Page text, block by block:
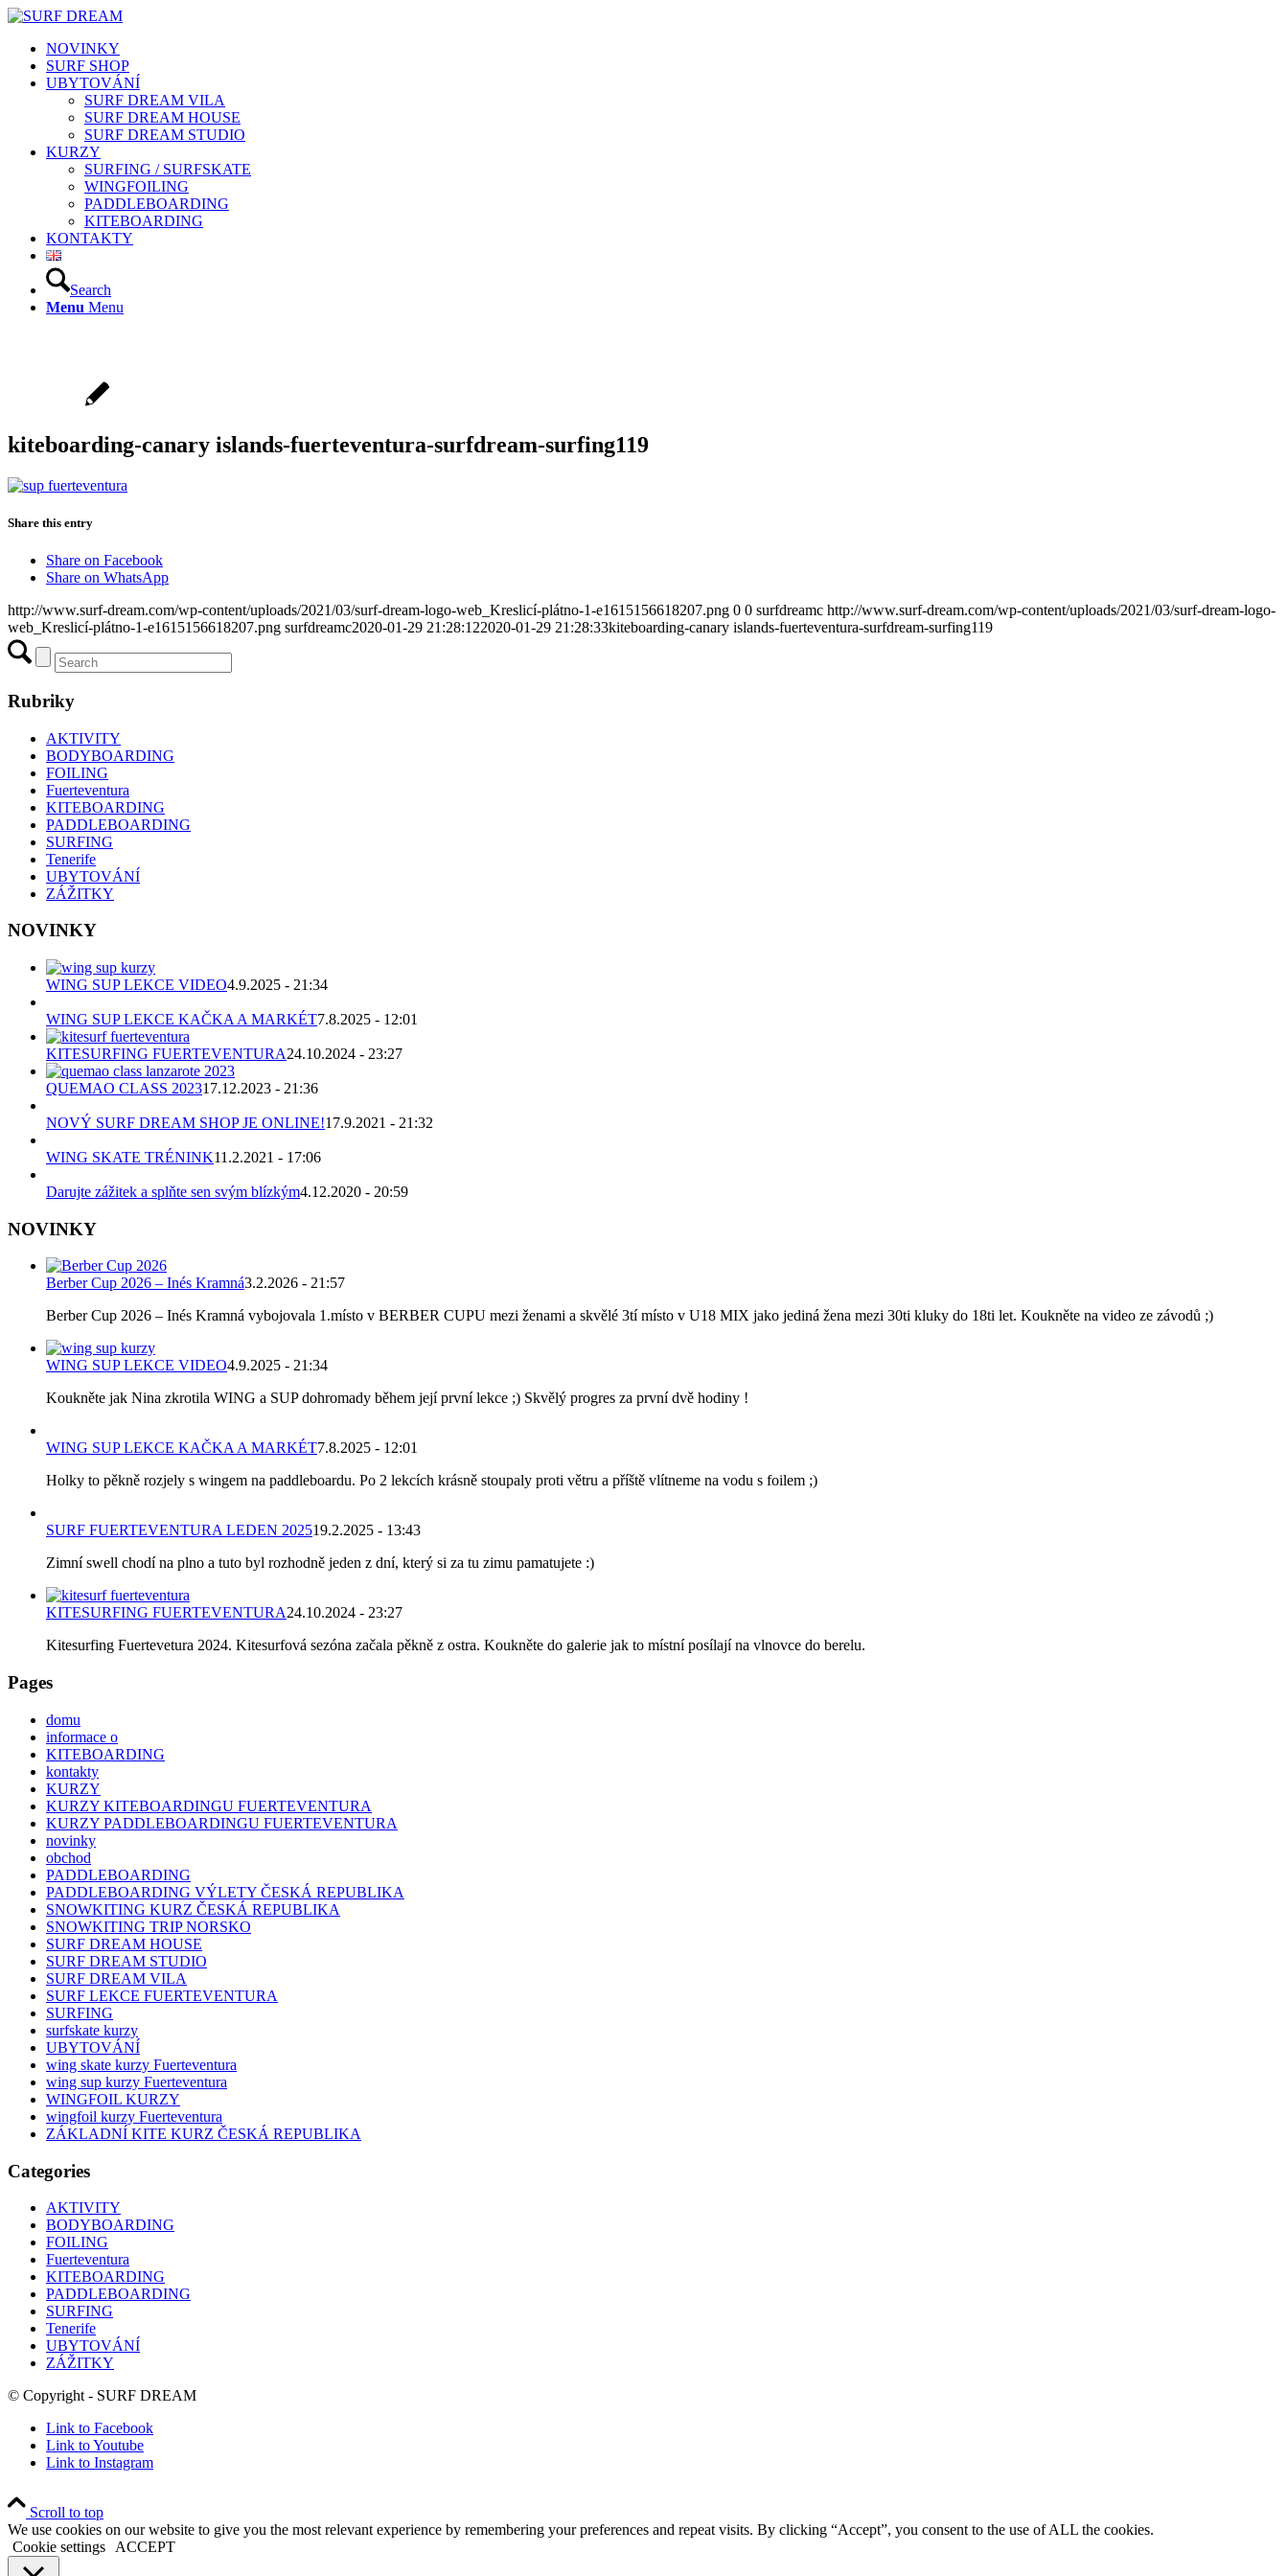
NOVINKY
SURF SHOP
UBYTOVÁNÍ
SURF DREAM VILA
SURF DREAM HOUSE
SURF DREAM STUDIO
KURZY
SURFING / SURFSKATE
WINGFOILING
PADDLEBOARDING
KITEBOARDING
KONTAKTY
Search
Menu Menu
kiteboarding-canary islands-fuerteventura-surfdream-surfing119
Share this entry
Share on Facebook
Share on WhatsApp
http://www.surf-dream.com/wp-content/uploads/2021/03/surf-dream-logo-web_Kreslicí-plátno-1-e1615156618207.png 0 0 surfdreamc http://www.surf-dream.com/wp-content/uploads/2021/03/surf-dream-logo-
web_Kreslicí-plátno-1-e1615156618207.png surfdreamc2020-01-29 21:28:122020-01-29 21:28:33kiteboarding-canary islands-fuerteventura-surfdream-surfing119
Rubriky
AKTIVITY
BODYBOARDING
FOILING
Fuerteventura
KITEBOARDING
PADDLEBOARDING
SURFING
Tenerife
UBYTOVÁNÍ
ZÁŽITKY
NOVINKY
WING SUP LEKCE VIDEO4.9.2025 - 21:34
WING SUP LEKCE KAČKA A MARKÉT7.8.2025 - 12:01
KITESURFING FUERTEVENTURA24.10.2024 - 23:27
QUEMAO CLASS 202317.12.2023 - 21:36
NOVÝ SURF DREAM SHOP JE ONLINE!17.9.2021 - 21:32
WING SKATE TRÉNINK11.2.2021 - 17:06
Darujte zážitek a splňte sen svým blízkým4.12.2020 - 20:59
NOVINKY
Berber Cup 2026 – Inés Kramná3.2.2026 - 21:57
Berber Cup 2026 – Inés Kramná vybojovala 1.místo v BERBER CUPU mezi ženami a skvělé 3tí místo v U18 MIX jako jediná žena mezi 30ti kluky do 18ti let. Koukněte na video ze závodů ;)
WING SUP LEKCE VIDEO4.9.2025 - 21:34
Koukněte jak Nina zkrotila WING a SUP dohromady během její první lekce ;) Skvělý progres za první dvě hodiny !
WING SUP LEKCE KAČKA A MARKÉT7.8.2025 - 12:01
Holky to pěkně rozjely s wingem na paddleboardu. Po 2 lekcích krásně stoupaly proti větru a příště vlítneme na vodu s foilem ;)
SURF FUERTEVENTURA LEDEN 202519.2.2025 - 13:43
Zimní swell chodí na plno a tuto byl rozhodně jeden z dní, který si za tu zimu pamatujete :)
KITESURFING FUERTEVENTURA24.10.2024 - 23:27
Kitesurfing Fuertevetura 2024. Kitesurfová sezóna začala pěkně z ostra. Koukněte do galerie jak to místní posílají na vlnovce do berelu.
Pages
domu
informace o
KITEBOARDING
kontakty
KURZY
KURZY KITEBOARDINGU FUERTEVENTURA
KURZY PADDLEBOARDINGU FUERTEVENTURA
novinky
obchod
PADDLEBOARDING
PADDLEBOARDING VÝLETY ČESKÁ REPUBLIKA
SNOWKITING KURZ ČESKÁ REPUBLIKA
SNOWKITING TRIP NORSKO
SURF DREAM HOUSE
SURF DREAM STUDIO
SURF DREAM VILA
SURF LEKCE FUERTEVENTURA
SURFING
surfskate kurzy
UBYTOVÁNÍ
wing skate kurzy Fuerteventura
wing sup kurzy Fuerteventura
WINGFOIL KURZY
wingfoil kurzy Fuerteventura
ZÁKLADNÍ KITE KURZ ČESKÁ REPUBLIKA
Categories
AKTIVITY
BODYBOARDING
FOILING
Fuerteventura
KITEBOARDING
PADDLEBOARDING
SURFING
Tenerife
UBYTOVÁNÍ
ZÁŽITKY
© Copyright - SURF DREAM
Link to Facebook
Link to Youtube
Link to Instagram
Scroll to top
We use cookies on our website to give you the most relevant experience by remembering your preferences and repeat visits. By clicking “Accept”, you consent to the use of ALL the cookies.
Cookie settings
ACCEPT